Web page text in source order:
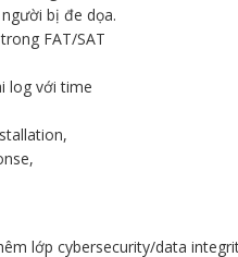
bị đe dọa.
FAT/SAT
log với time
lớp cybersecurity/data